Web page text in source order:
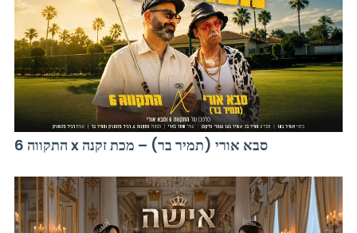
התקווה 6 x סבא אורי (תמיר בר) – מכת זקנה